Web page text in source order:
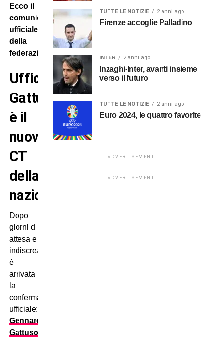
Ecco il
comunicato
ufficiale
della
federazione.
Ufficiale:
Gattuso
è il
nuovo
CT
della
nazionale
Dopo
giorni di
attesa e
indiscrezioni,
è
arrivata
la
conferma
ufficiale:
Gennaro
Gattuso
TUTTE LE NOTIZIE 2 anni ago
Firenze accoglie Palladino
INTER 2 anni ago
Inzaghi-Inter, avanti insieme
verso il futuro
TUTTE LE NOTIZIE 2 anni ago
Euro 2024, le quattro favorite
ADVERTISEMENT
ADVERTISEMENT